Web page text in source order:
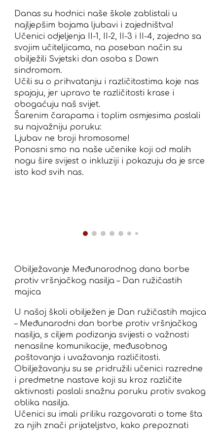
Danas su hodnici naše škole zablistali u
najljepšim bojama ljubavi i zajedništva!
Učenici odjeljenja II-1, II-2, II-3 i II-4, zajedno sa
svojim učiteljicama, na poseban način su
obilježili Svjetski dan osoba s Down
sindromom.
Učili su o prihvatanju i različitostima koje nas
spajaju, jer upravo te različitosti krase i
obogaćuju naš svijet.
Šarenim čarapama i toplim osmjesima poslali
su najvažniju poruku:
Ljubav ne broji hromosome!
Ponosni smo na naše učenike koji od malih
nogu šire svijest o inkluziji i pokazuju da je srce
isto kod svih nas.
Obilježavanje Međunarodnog dana borbe
protiv vršnjačkog nasilja – Dan ružičastih
majica
U našoj školi obilježen je Dan ružičastih majica
– Međunarodni dan borbe protiv vršnjačkog
nasilja, s ciljem podizanja svijesti o važnosti
nenasilne komunikacije, međusobnog
poštovanja i uvažavanja različitosti.
Obilježavanju su se pridružili učenici razredne
i predmetne nastave koji su kroz različite
aktivnosti poslali snažnu poruku protiv svakog
oblika nasilja.
Učenici su imali priliku razgovarati o tome šta
za njih znači prijateljstvo, kako prepoznati